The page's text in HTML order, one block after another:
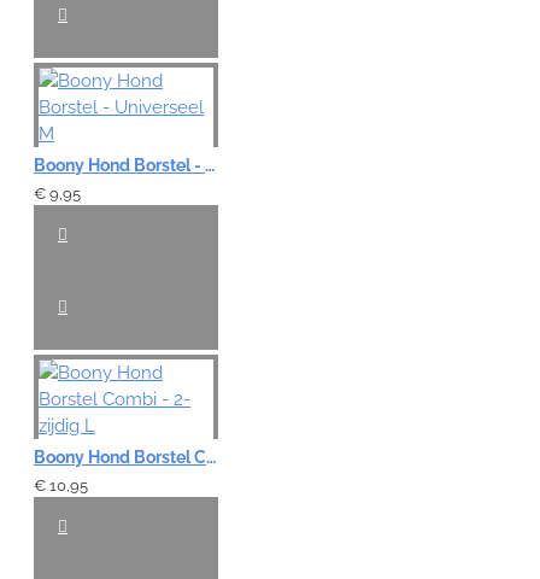
Boony Hond Borstel - Universeel M
€ 9,95
Boony Hond Borstel Combi - 2-zijdig L
€ 10,95